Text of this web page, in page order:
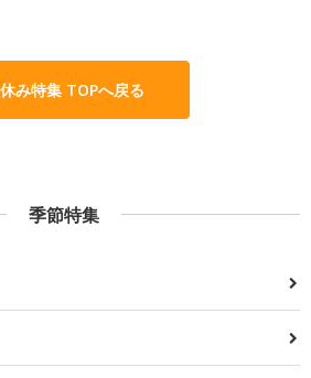
み特集 TOPへ戻る
季節特集